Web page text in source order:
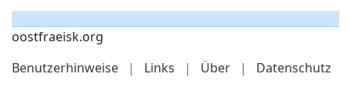
oostfraeisk.org
Benutzerhinweise
| Links | Über | Datenschutz